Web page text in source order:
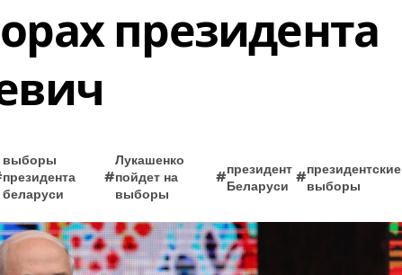
президента
выборы
президента
беларуси
#
Лукашенко
пойдет на
выборы
#
президент
Беларуси
#
президентские
выборы